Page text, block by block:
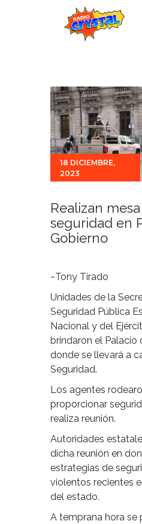
Estaciones
Eventos
Promociones
Noticias
Para ti
18 DICIEMBRE,
2023
Realizan
seguridad en
Gobierno
~Tony Tirado
Unidades de la
Seguridad Pública
Nacional y del
brindaron el Palacio
donde se llevará a
Seguridad.
Los agentes
proporcionar
realiza reunión.
Autoridades
dicha reunión en
estrategias de
violentos recientes
del estado.
A temprana hora se